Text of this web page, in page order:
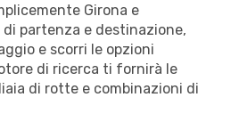
Girona e
partenza e destinazione,
e scorri le opzioni
di ricerca ti fornirà le
di rotte e combinazioni di